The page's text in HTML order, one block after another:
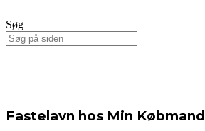
Søg
Fastelavn hos Min Købmand